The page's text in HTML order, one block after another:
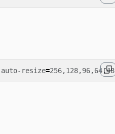
resize=